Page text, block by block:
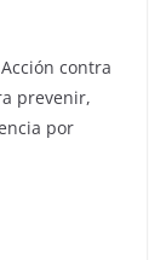
contra
prevenir,
por